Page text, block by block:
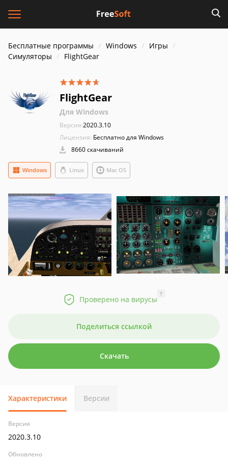
Бесплатные программы Windows
Игры
Симуляторы
FlightGear
FlightGear
Для Windows
Версия:2020.3.10
Лицензия: Бесплатно для Windows
8660 скачиваний
Windows Linux Mac OS
Проверено на вирусы
?
Поделиться ссылкой
Скачать
Характеристики Версии
Версия
2020.3.10
Обновлено